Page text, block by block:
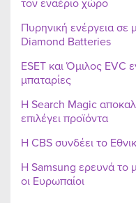
Πυρηνική ενέργεια σε
Diamond Batteries
ESET και Όμιλος EVC
μπαταρίες
Η Search Magic
επιλέγει προϊόντα
Η CBS συνδέει το
Η Samsung ερευνά το
οι Ευρωπαίοι